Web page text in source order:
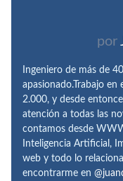
por
Ingeniero de más de
apasionado.Trabajo
2.000, y desde
atención a todas las
contamos desde
Inteligencia Artificial,
web y todo lo
encontrarme en